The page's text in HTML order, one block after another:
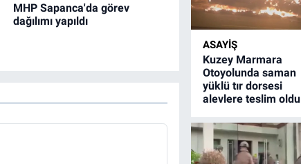
MHP Sapanca'da görev
dağılımı yapıldı
ASAYİŞ
Kuzey Marmara
Otoyolunda saman
yüklü tır dorsesi
alevlere teslim oldu